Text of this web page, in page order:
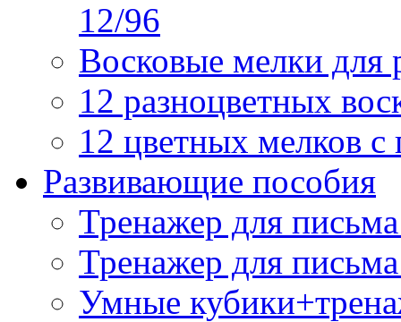
12/96
Восковые мелки для
12 разноцветных
12 цветных мелков
Развивающие пособия
Тренажер для
Тренажер для
Умные